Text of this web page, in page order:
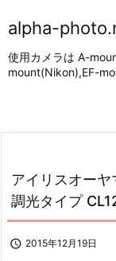
alpha-
使用カメラは A-
mount(Nikon),EF-
アイリスオー
調光タイプ
 2015年12月19日